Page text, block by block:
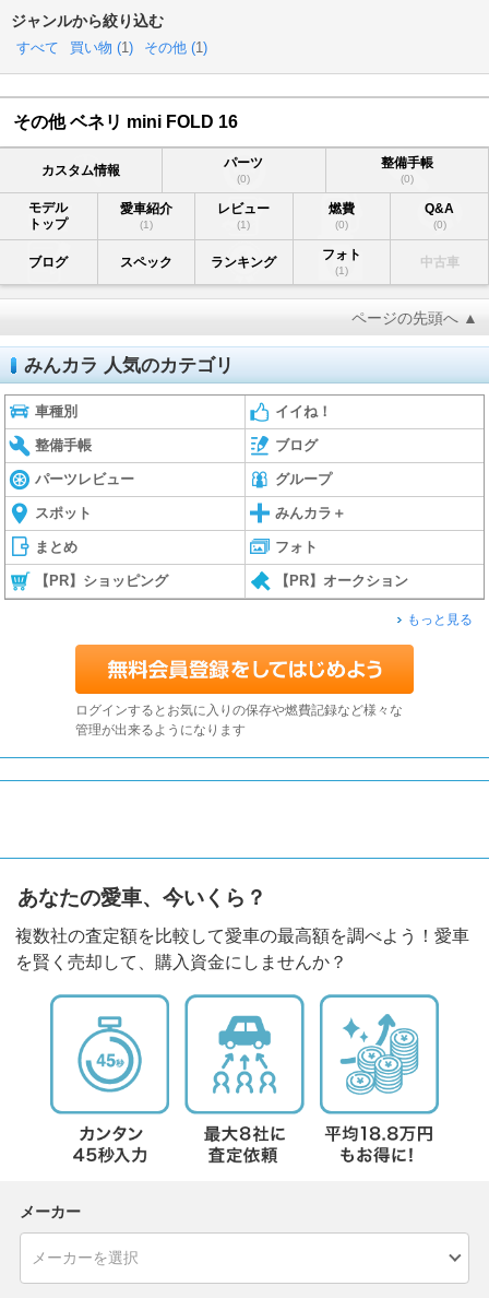
ジャンルから絞り込む
すべて 買い物 (1) その他 (1)
その他 ベネリ mini FOLD 16
カスタム情報 パーツ
(0)
整備手帳
(0)
モデル
トップ
愛車紹介
(1)
レビュー
(1)
燃費
(0)
Q&A
(0)
ブログ スペック ランキング フォト
(1)
中古車
ページの先頭へ ▲
みんカラ 人気のカテゴリ
車種別 イイね！
整備手帳 ブログ
パーツレビュー グループ
スポット みんカラ＋
まとめ フォト
【PR】ショッピング 【PR】オークション
もっと見る
ログインするとお気に入りの保存や燃費記録など様々な
管理が出来るようになります
あなたの愛車、今いくら？
複数社の査定額を比較して愛車の最高額を調べよう！愛車
を賢く売却して、購入資金にしませんか？
メーカー